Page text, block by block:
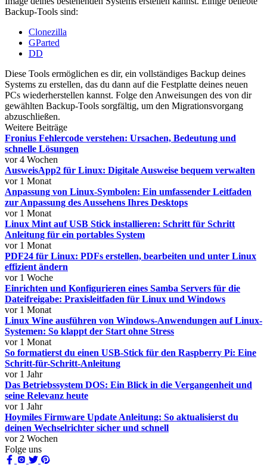
Backup-Tools sind:
Clonezilla
GParted
DD
Diese Tools ermöglichen es dir, ein vollständiges Backup deines
Systems zu erstellen, das du dann auf die Festplatte deines neuen
PCs wiederherstellen kannst. Folge den Anweisungen des von dir
gewählten Backup-Tools sorgfältig, um den Migrationsvorgang
abzuschließen.
Weitere Beiträge
Fronius Fehlercode verstehen: Ursachen, Bedeutung und
schnelle Lösungen
vor 4 Wochen
AusweisApp2 für Linux: Digitale Ausweise bequem verwalten
vor 1 Monat
Anpassung von Linux-Symbolen: Ein umfassender Leitfaden
zur Anpassung des Aussehens Ihres Desktops
vor 1 Monat
Linux Mint auf USB Stick installieren: Schritt für Schritt
Anleitung für ein portables System
vor 1 Monat
PDF24 für Linux: PDFs erstellen, bearbeiten und unter Linux
effizient ändern
vor 1 Woche
Einrichten und Konfigurieren eines Samba Servers für die
Dateifreigabe: Praxisleitfaden für Linux und Windows
vor 1 Monat
Linux Wine ausführen von Windows-Anwendungen auf Linux-
Systemen: So klappt der Start ohne Stress
vor 1 Monat
So formatierst du einen USB-Stick für den Raspberry Pi: Eine
Schritt-für-Schritt-Anleitung
vor 1 Jahr
Das Betriebssystem DOS: Ein Blick in die Vergangenheit und
seine Relevanz heute
vor 1 Jahr
Hoymiles Firmware Update Anleitung: So aktualisierst du
deinen Wechselrichter sicher und schnell
vor 2 Wochen
Folge uns